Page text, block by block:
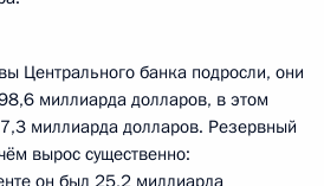
Центрального банка подросли, они
миллиарда долларов, в этом
миллиарда долларов. Резервный
вырос существенно:
он был 25,2 миллиарда